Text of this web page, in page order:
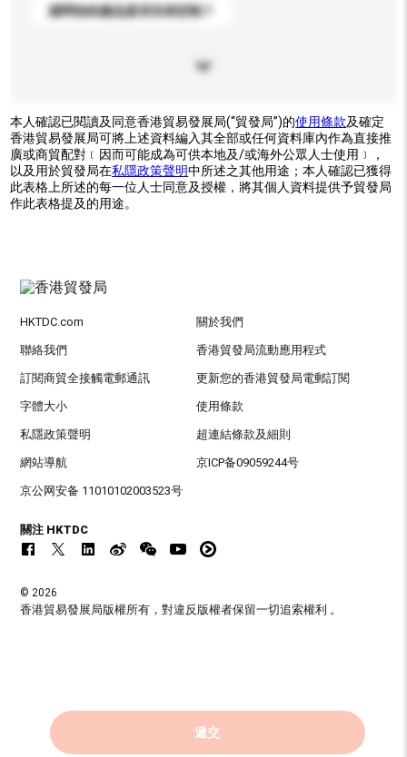
請問你的產品是否支持定制？
本人確認已閱讀及同意香港貿易發展局(“貿發局”)的使用條款及確定
香港貿易發展局可將上述資料編入其全部或任何資料庫內作為直接推
廣或商貿配對﹝因而可能成為可供本地及/或海外公眾人士使用﹞，
以及用於貿發局在私隱政策聲明中所述之其他用途；本人確認已獲得
此表格上所述的每一位人士同意及授權，將其個人資料提供予貿發局
作此表格提及的用途。
遞交
HKTDC.com 關於我們
聯絡我們 香港貿發局流動應用程式
訂閱商貿全接觸電郵通訊 更新您的香港貿發局電郵訂閱
字體大小 使用條款
私隱政策聲明 超連結條款及細則
網站導航 京ICP备09059244号
京公网安备 11010102003523号
關注 HKTDC
© 2026
香港貿易發展局版權所有，對違反版權者保留一切追索權利 。